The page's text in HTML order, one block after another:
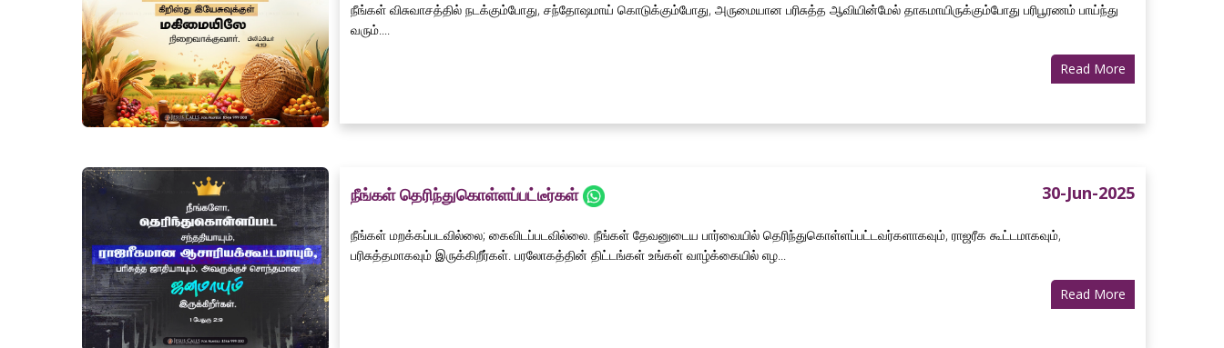
நீங்கள் விசுவாசத்தில் நடக்கும்போது, சந்தோஷமாய் கொடுக்கும்போது, அருமையான பரிசுத்த ஆவியின்மேல் தாகமாயிருக்கும்போது பரிபூரணம் பாய்ந்து
வரும்....
Read More
நீங்கள் தெரிந்துகொள்ளப்பட்டீர்கள் 30-Jun-2025
நீங்கள் மறக்கப்படவில்லை; கைவிடப்படவில்லை. நீங்கள் தேவனுடைய பார்வையில் தெரிந்துகொள்ளப்பட்டவர்களாகவும், ராஜரீக கூட்டமாகவும்,
பரிசுத்தமாகவும் இருக்கிறீர்கள். பரலோகத்தின் திட்டங்கள் உங்கள் வாழ்க்கையில் எழ...
Read More